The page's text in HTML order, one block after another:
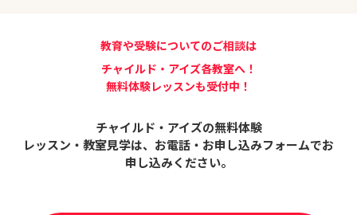
教育や受験についてのご相談は
チャイルド・アイズ各教室へ！
無料体験レッスンも受付中！
チャイルド・アイズの無料体験
レッスン・教室見学は、 お電話・お申し込みフォームでお
申し込みください。